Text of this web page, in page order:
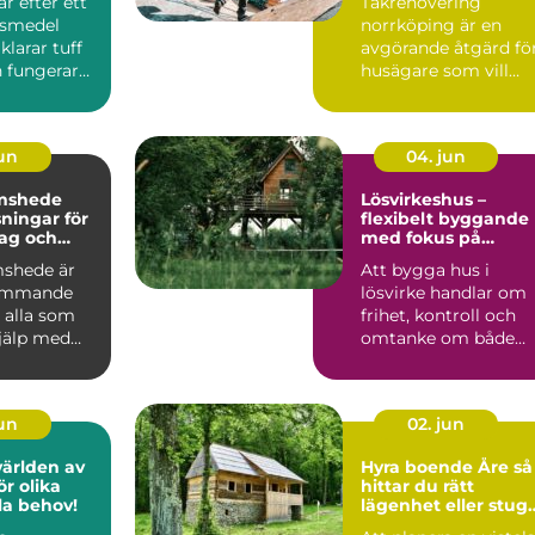
tuff
fungerar
Östgötskt klimat
norrköping är en
avgörande åtgärd
husägare som vill
mot fukt, mö...
för
och
är
som
med
04. jun
Lösvirkeshus –
flexibelt byggande
med fokus på
Att bygga hus i
lösvirke handlar om
frihet, kontroll och
omtanke om både
av
olika
behov!
02. jun
Hyra boende Åre så
hittar du rätt
lägenhet eller